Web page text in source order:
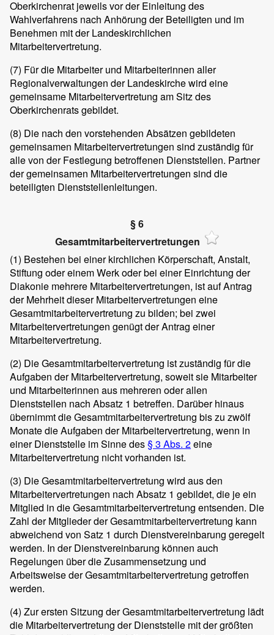
Oberkirchenrat jeweils vor der Einleitung des
Wahlverfahrens nach Anhörung der Beteiligten und im
Benehmen mit der Landeskirchlichen
Mitarbeitervertretung.
(7) Für die Mitarbeiter und Mitarbeiterinnen aller
Regionalverwaltungen der Landeskirche wird eine
gemeinsame Mitarbeitervertretung am Sitz des
Oberkirchenrats gebildet.
(8) Die nach den vorstehenden Absätzen gebildeten
gemeinsamen Mitarbeitervertretungen sind zuständig für
alle von der Festlegung betroffenen Dienststellen. Partner
der gemeinsamen Mitarbeitervertretungen sind die
beteiligten Dienststellenleitungen.
§ 6
Gesamtmitarbeitervertretungen
(1) Bestehen bei einer kirchlichen Körperschaft, Anstalt,
Stiftung oder einem Werk oder bei einer Einrichtung der
Diakonie mehrere Mitarbeitervertretungen, ist auf Antrag
der Mehrheit dieser Mitarbeitervertretungen eine
Gesamtmitarbeitervertretung zu bilden; bei zwei
Mitarbeitervertretungen genügt der Antrag einer
Mitarbeitervertretung.
(2) Die Gesamtmitarbeitervertretung ist zuständig für die
Aufgaben der Mitarbeitervertretung, soweit sie Mitarbeiter
und Mitarbeiterinnen aus mehreren oder allen
Dienststellen nach Absatz 1 betreffen. Darüber hinaus
übernimmt die Gesamtmitarbeitervertretung bis zu zwölf
Monate die Aufgaben der Mitarbeitervertretung, wenn in
einer Dienststelle im Sinne des§ 3 Abs. 2eine
Mitarbeitervertretung nicht vorhanden ist.
(3) Die Gesamtmitarbeitervertretung wird aus den
Mitarbeitervertretungen nach Absatz 1 gebildet, die je ein
Mitglied in die Gesamtmitarbeitervertretung entsenden. Die
Zahl der Mitglieder der Gesamtmitarbeitervertretung kann
abweichend von Satz 1 durch Dienstvereinbarung geregelt
werden. In der Dienstvereinbarung können auch
Regelungen über die Zusammensetzung und
Arbeitsweise der Gesamtmitarbeitervertretung getroffen
werden.
(4) Zur ersten Sitzung der Gesamtmitarbeitervertretung lädt
die Mitarbeitervertretung der Dienststelle mit der größten